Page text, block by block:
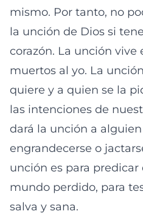
mismo. Por tanto, no
la unción de Dios si
corazón. La unción vive
muertos al yo. La
quiere y a quien se la
las intenciones de
dará la unción a
engrandecerse o
unción es para
mundo perdido, para
salva y sana.